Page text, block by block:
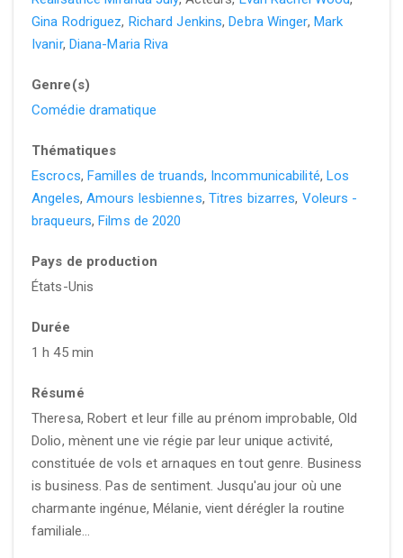
Gina Rodriguez, Richard Jenkins, Debra Winger, Mark
Ivanir, Diana-Maria Riva
Genre(s)
Comédie dramatique
Thématiques
Escrocs, Familles de truands, Incommunicabilité, Los
Angeles, Amours lesbiennes, Titres bizarres, Voleurs -
braqueurs, Films de 2020
Pays de production
États-Unis
Durée
1 h 45 min
Résumé
Theresa, Robert et leur fille au prénom improbable, Old
Dolio, mènent une vie régie par leur unique activité,
constituée de vols et arnaques en tout genre. Business
is business. Pas de sentiment. Jusqu'au jour où une
charmante ingénue, Mélanie, vient dérégler la routine
familiale...